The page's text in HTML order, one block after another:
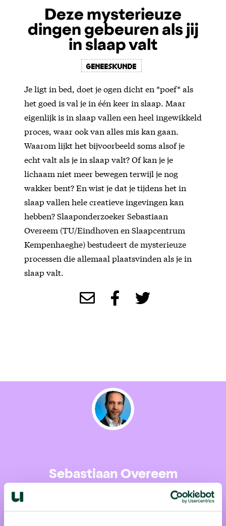
Deze mysterieuze
dingen gebeuren als jij
in slaap valt
geneeskunde
Je ligt in bed, doet je ogen dicht en *poef* als
het goed is val je in één keer in slaap. Maar
eigenlijk is in slaap vallen een heel ingewikkeld
proces, waar ook van alles mis kan gaan.
Waarom lijkt het bijvoorbeeld soms alsof je
echt valt als je in slaap valt? Of kan je je
lichaam niet meer bewegen terwijl je nog
wakker bent? En wist je dat je tijdens het in
slaap vallen hele creatieve ingevingen kan
hebben? Slaaponderzoeker Sebastiaan
Overeem (TU/Eindhoven en Slaapcentrum
Kempenhaeghe) bestudeert de mysterieuze
processen die allemaal plaatsvinden als je in
slaap valt.
Sebastiaan Overeem
Prof. dr. Sebastiaan Overeem is als arts-somnoloog
verbonden aan TU Eindhoven.